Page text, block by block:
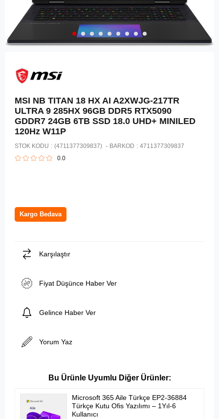
MSI NB TITAN 18 HX AI A2XWJG-217TR
ULTRA 9 285HX 96GB DDR5 RTX5090
GDDR7 24GB 6TB SSD 18.0 UHD+ MINILED
120Hz W11P
STOK KODU (4711377309837) BARKOD : 4711377309837
0.0
Kargo Bedava
Karşılaştır
Fiyat Düşünce Haber Ver
Gelince Haber Ver
Yorum Yaz
Microsoft 365 Aile Türkçe EP2-36884
Türkçe Kutu Ofis Yazılımı – 1Yıl-6
Kullanıcı